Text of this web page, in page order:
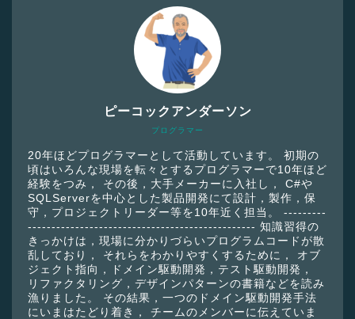
プログラマー
ピーコックアンダーソン
20年ほどプログラマーとして活動しています。 初期の
頃はいろんな現場を転々とするプログラマーで10年ほど
経験をつみ， その後，大手メーカーに入社し， C#や
SQLServerを中心とした製品開発にて設計，製作，保
守，プロジェクトリーダー等を10年近く担当。 ---------
------------------------------------------------ 知識習得の
きっかけは，現場に分かりづらいプログラムコードが散
乱しており， それらをわかりやすくするために， オブ
ジェクト指向，ドメイン駆動開発，テスト駆動開発，
リファクタリング，デザインパターンの書籍などを読み
漁りました。 その結果，一つのドメイン駆動開発手法
にいまはたどり着き， チームのメンバーに伝えていま